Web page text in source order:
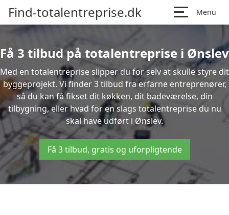
Find-totalentreprise.dk Menu
Få 3 tilbud på totalentreprise i Ønslev
Med en totalentreprise slipper du for selv at skulle styre dit
byggeprojekt. Vi finder 3 tilbud fra erfarne entreprenører,
så du kan få fikset dit køkken, dit badeværelse, din
tilbygning, eller hvad for en slags totalentreprise du nu
skal have udført i Ønslev.
Få 3 tilbud, gratis og uforpligtende